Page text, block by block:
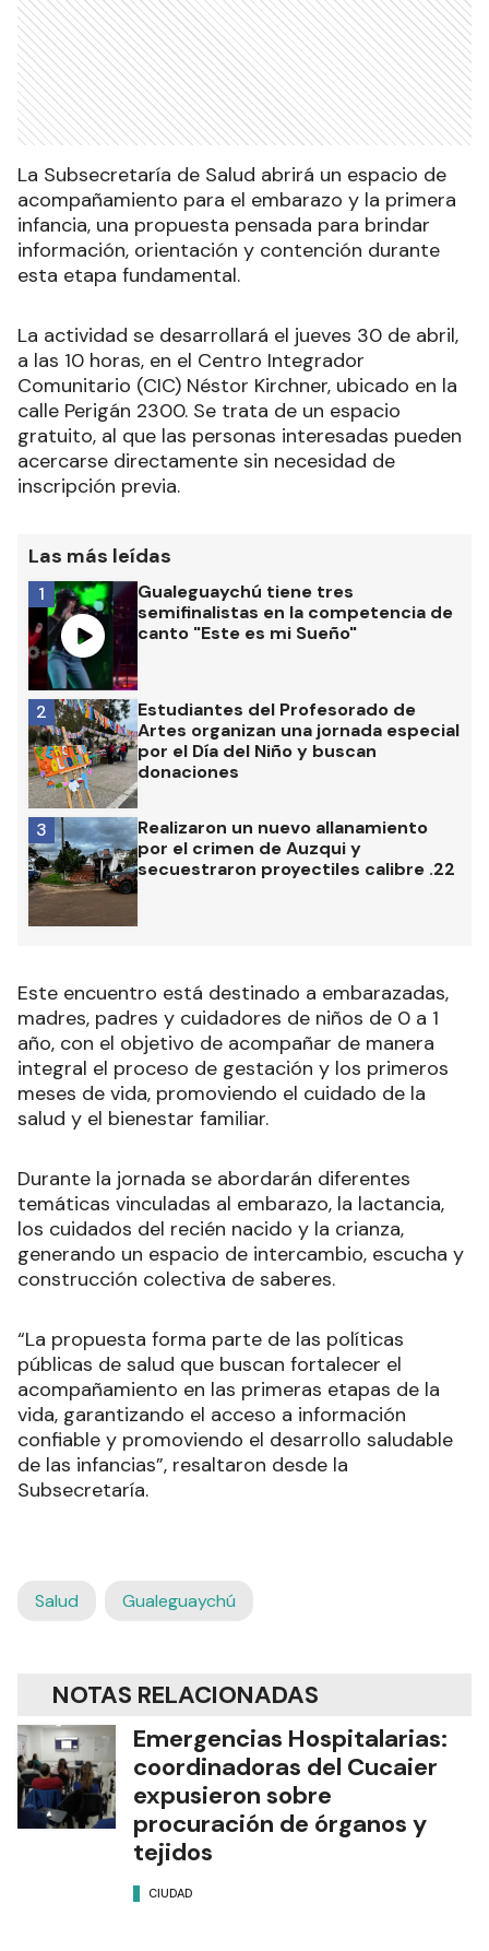
La Subsecretaría de Salud abrirá un espacio de
acompañamiento para el embarazo y la primera
infancia, una propuesta pensada para brindar
información, orientación y contención durante
esta etapa fundamental.
La actividad se desarrollará el jueves 30 de abril,
a las 10 horas, en el Centro Integrador
Comunitario (CIC) Néstor Kirchner, ubicado en la
calle Perigán 2300. Se trata de un espacio
gratuito, al que las personas interesadas pueden
acercarse directamente sin necesidad de
inscripción previa.
Las más leídas
Gualeguaychú tiene tres
semifinalistas en la competencia de
canto "Este es mi Sueño"
1
Estudiantes del Profesorado de
Artes organizan una jornada especial
por el Día del Niño y buscan
donaciones
2
Realizaron un nuevo allanamiento
por el crimen de Auzqui y
secuestraron proyectiles calibre .22
3
Este encuentro está destinado a embarazadas,
madres, padres y cuidadores de niños de 0 a 1
año, con el objetivo de acompañar de manera
integral el proceso de gestación y los primeros
meses de vida, promoviendo el cuidado de la
salud y el bienestar familiar.
Durante la jornada se abordarán diferentes
temáticas vinculadas al embarazo, la lactancia,
los cuidados del recién nacido y la crianza,
generando un espacio de intercambio, escucha y
construcción colectiva de saberes.
“La propuesta forma parte de las políticas
públicas de salud que buscan fortalecer el
acompañamiento en las primeras etapas de la
vida, garantizando el acceso a información
confiable y promoviendo el desarrollo saludable
de las infancias”, resaltaron desde la
Subsecretaría.
Salud Gualeguaychú
NOTAS RELACIONADAS
Emergencias Hospitalarias:
coordinadoras del Cucaier
expusieron sobre
procuración de órganos y
tejidos
CIUDAD